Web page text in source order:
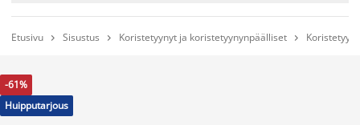
Etusivu  Sisustus  Koristetyynyt ja koristetyynynpäälliset 
-61%
Huipputarjous